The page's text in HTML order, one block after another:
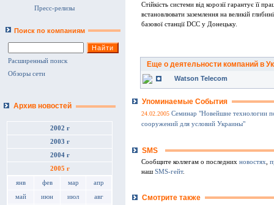
Пресс-релизы
Поиск по компаниям
Расширенный поиск
Обзоры сети
Архив новостей
2002 г
2003 г
2004 г
2005 г
янв фев мар апр
май июн июл авг
Стійкість системи від корозії гарантує її
встановлювати заземлення на великій
базової станції DCC у Донецьку.
Еще о деятельности компаний в
Watson Telecom
Упоминаемые События
24.02.2005 Семинар "Новейшие технологии
сооружений для условий Украины"
SMS
Сообщите коллегам о последних новостях
наш SMS-гейт.
Смотрите также